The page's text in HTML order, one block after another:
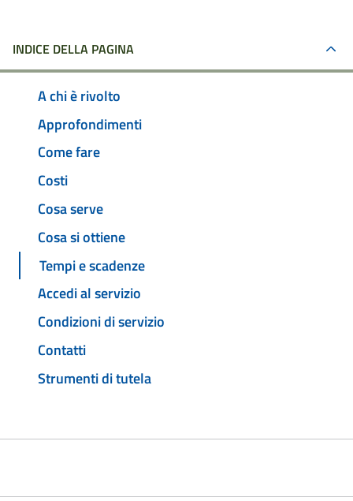
INDICE DELLA PAGINA
A chi è rivolto
Approfondimenti
Come fare
Costi
Cosa serve
Cosa si ottiene
Tempi e scadenze
Accedi al servizio
Condizioni di servizio
Contatti
Strumenti di tutela